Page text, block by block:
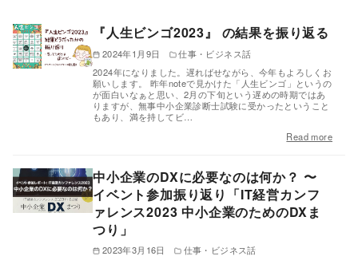
『人生ビンゴ2023』 の結果を振り返る
2024年1月9日
仕事・ビジネス話
2024年になりました。遅ればせながら、今年もよろしくお
願いします。 昨年noteで見かけた「人生ビンゴ」というの
が面白いなぁと思い、2月の下旬という遅めの時期ではあ
りますが、無事中小企業診断士試験に受かったということ
もあり、満を持してビ…
Read more
中小企業のDXに必要なのは何か？ 〜
イベント参加振り返り「IT経営カンフ
ァレンス2023 中小企業のためのDXま
つり」
2023年3月16日
仕事・ビジネス話